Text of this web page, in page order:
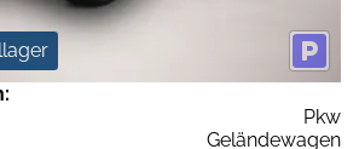
Pkw
Geländewagen